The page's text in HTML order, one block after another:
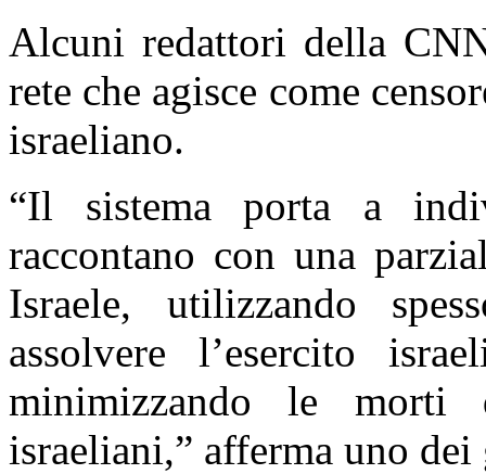
Alcuni redattori della
rete che agisce come
israeliano.
“Il sistema porta a
raccontano con una
Israele, utilizzando
assolvere l’esercito
minimizzando le morti
israeliani,” afferma uno